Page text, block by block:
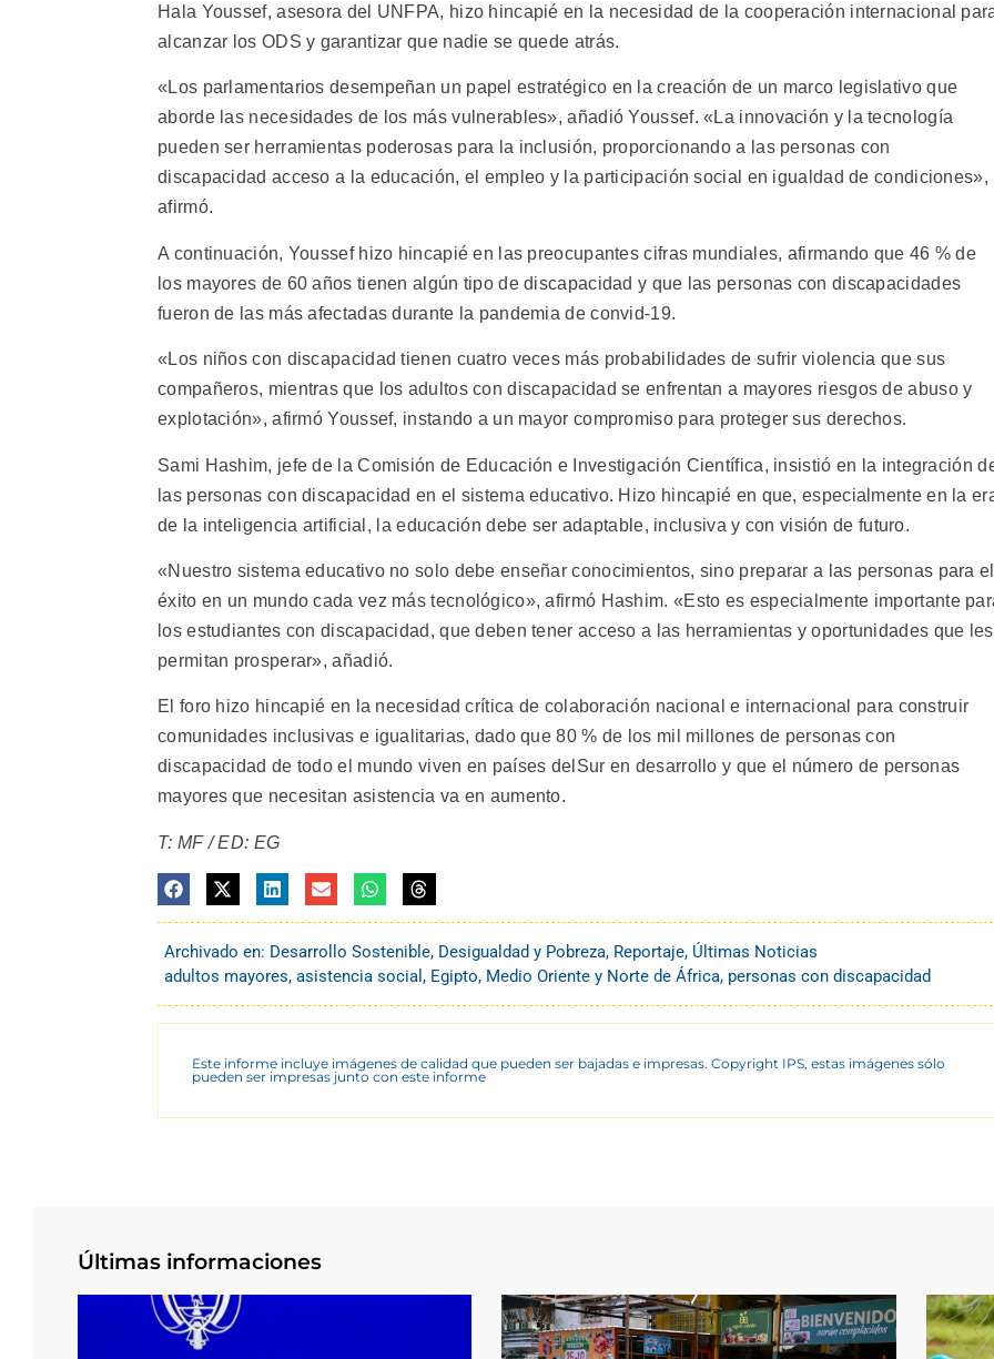
Hala Youssef, asesora del UNFPA, hizo hincapié en la necesidad de la cooperación internacional
alcanzar los ODS y garantizar que nadie se quede atrás.
«Los parlamentarios desempeñan un papel estratégico en la creación de un marco legislativo que
aborde las necesidades de los más vulnerables», añadió Youssef. «La innovación y la tecnología
pueden ser herramientas poderosas para la inclusión, proporcionando a las personas con
discapacidad acceso a la educación, el empleo y la participación social en igualdad de condiciones»,
afirmó.
A continuación, Youssef hizo hincapié en las preocupantes cifras mundiales, afirmando que 46 % de
los mayores de 60 años tienen algún tipo de discapacidad y que las personas con discapacidades
fueron de las más afectadas durante la pandemia de convid-19.
«Los niños con discapacidad tienen cuatro veces más probabilidades de sufrir violencia que sus
compañeros, mientras que los adultos con discapacidad se enfrentan a mayores riesgos de abuso y
explotación», afirmó Youssef, instando a un mayor compromiso para proteger sus derechos.
Sami Hashim, jefe de la Comisión de Educación e Investigación Científica, insistió en la integración
las personas con discapacidad en el sistema educativo. Hizo hincapié en que, especialmente en la
de la inteligencia artificial, la educación debe ser adaptable, inclusiva y con visión de futuro.
«Nuestro sistema educativo no solo debe enseñar conocimientos, sino preparar a las personas para el
éxito en un mundo cada vez más tecnológico», afirmó Hashim. «Esto es especialmente importante
los estudiantes con discapacidad, que deben tener acceso a las herramientas y oportunidades que les
permitan prosperar», añadió.
El foro hizo hincapié en la necesidad crítica de colaboración nacional e internacional para construir
comunidades inclusivas e igualitarias, dado que 80 % de los mil millones de personas con
discapacidad de todo el mundo viven en países delSur en desarrollo y que el número de personas
mayores que necesitan asistencia va en aumento.
T: MF / ED: EG
Archivado en: Desarrollo Sostenible, Desigualdad y Pobreza, Reportaje, Últimas Noticias
adultos mayores, asistencia social , Egipto, Medio Oriente y Norte de África, personas con discapacidad
Este informe incluye imágenes de calidad que pueden ser bajadas e impresas. Copyright IPS, estas imágenes sólo
pueden ser impresas junto con este informe
Últimas informaciones